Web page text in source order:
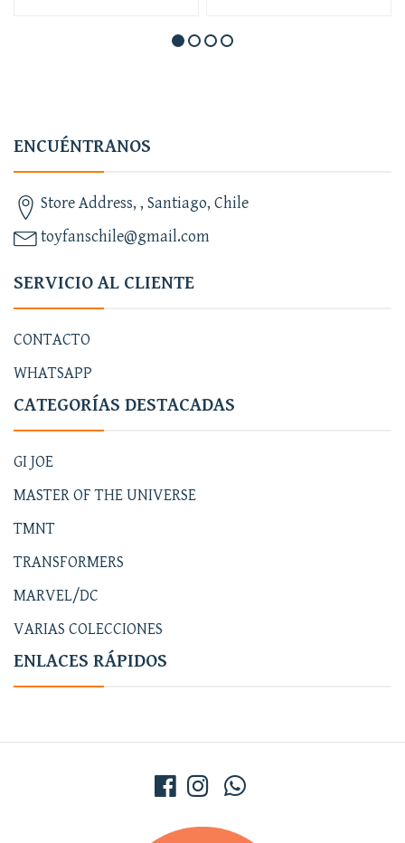
ENCUÉNTRANOS
Store Address, , Santiago, Chile
toyfanschile@gmail.com
SERVICIO AL CLIENTE
CONTACTO
WHATSAPP
CATEGORÍAS DESTACADAS
GI JOE
MASTER OF THE UNIVERSE
TMNT
TRANSFORMERS
MARVEL/DC
VARIAS COLECCIONES
ENLACES RÁPIDOS